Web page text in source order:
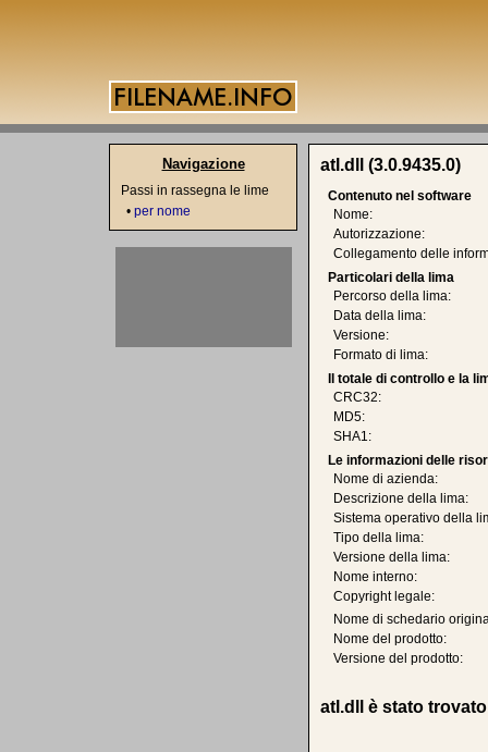
atl.dll (3.0.9435.0)
Contenuto nel software
Nome:
Autorizzazione:
Collegamento delle
Particolari della lima
Percorso della lima:
Data della lima:
Versione:
Formato di lima:
Il totale di controllo e la
CRC32:
MD5:
SHA1:
Le informazioni delle
Nome di azienda:
Descrizione della lima:
Sistema operativo della
Tipo della lima:
Versione della lima:
Nome interno:
Copyright legale:
Nome di schedario
Nome del prodotto:
Versione del prodotto:
atl.dll è stato
Navigazione
Passi in rassegna le lime
• per nome